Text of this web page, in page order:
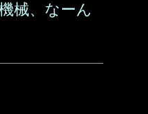
械、なーん